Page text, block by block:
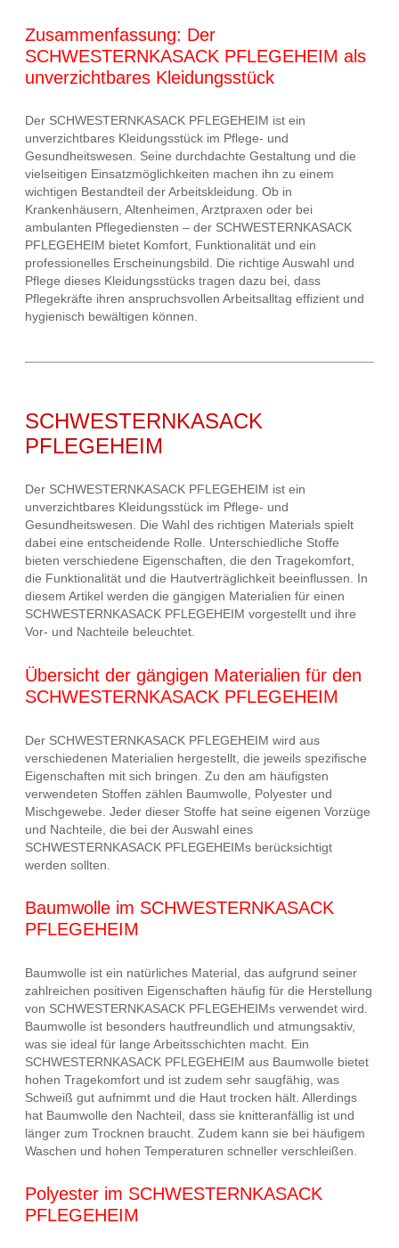
Zusammenfassung: Der
SCHWESTERNKASACK PFLEGEHEIM als
unverzichtbares Kleidungsstück
Der SCHWESTERNKASACK PFLEGEHEIM ist ein
unverzichtbares Kleidungsstück im Pflege- und
Gesundheitswesen. Seine durchdachte Gestaltung und die
vielseitigen Einsatzmöglichkeiten machen ihn zu einem
wichtigen Bestandteil der Arbeitskleidung. Ob in
Krankenhäusern, Altenheimen, Arztpraxen oder bei
ambulanten Pflegediensten – der SCHWESTERNKASACK
PFLEGEHEIM bietet Komfort, Funktionalität und ein
professionelles Erscheinungsbild. Die richtige Auswahl und
Pflege dieses Kleidungsstücks tragen dazu bei, dass
Pflegekräfte ihren anspruchsvollen Arbeitsalltag effizient und
hygienisch bewältigen können.
SCHWESTERNKASACK
PFLEGEHEIM
Der SCHWESTERNKASACK PFLEGEHEIM ist ein
unverzichtbares Kleidungsstück im Pflege- und
Gesundheitswesen. Die Wahl des richtigen Materials spielt
dabei eine entscheidende Rolle. Unterschiedliche Stoffe
bieten verschiedene Eigenschaften, die den Tragekomfort,
die Funktionalität und die Hautverträglichkeit beeinflussen. In
diesem Artikel werden die gängigen Materialien für einen
SCHWESTERNKASACK PFLEGEHEIM vorgestellt und ihre
Vor- und Nachteile beleuchtet.
Übersicht der gängigen Materialien für den
SCHWESTERNKASACK PFLEGEHEIM
Der SCHWESTERNKASACK PFLEGEHEIM wird aus
verschiedenen Materialien hergestellt, die jeweils spezifische
Eigenschaften mit sich bringen. Zu den am häufigsten
verwendeten Stoffen zählen Baumwolle, Polyester und
Mischgewebe. Jeder dieser Stoffe hat seine eigenen Vorzüge
und Nachteile, die bei der Auswahl eines
SCHWESTERNKASACK PFLEGEHEIMs berücksichtigt
werden sollten.
Baumwolle im SCHWESTERNKASACK
PFLEGEHEIM
Baumwolle ist ein natürliches Material, das aufgrund seiner
zahlreichen positiven Eigenschaften häufig für die Herstellung
von SCHWESTERNKASACK PFLEGEHEIMs verwendet wird.
Baumwolle ist besonders hautfreundlich und atmungsaktiv,
was sie ideal für lange Arbeitsschichten macht. Ein
SCHWESTERNKASACK PFLEGEHEIM aus Baumwolle bietet
hohen Tragekomfort und ist zudem sehr saugfähig, was
Schweiß gut aufnimmt und die Haut trocken hält. Allerdings
hat Baumwolle den Nachteil, dass sie knitteranfällig ist und
länger zum Trocknen braucht. Zudem kann sie bei häufigem
Waschen und hohen Temperaturen schneller verschleißen.
Polyester im SCHWESTERNKASACK
PFLEGEHEIM